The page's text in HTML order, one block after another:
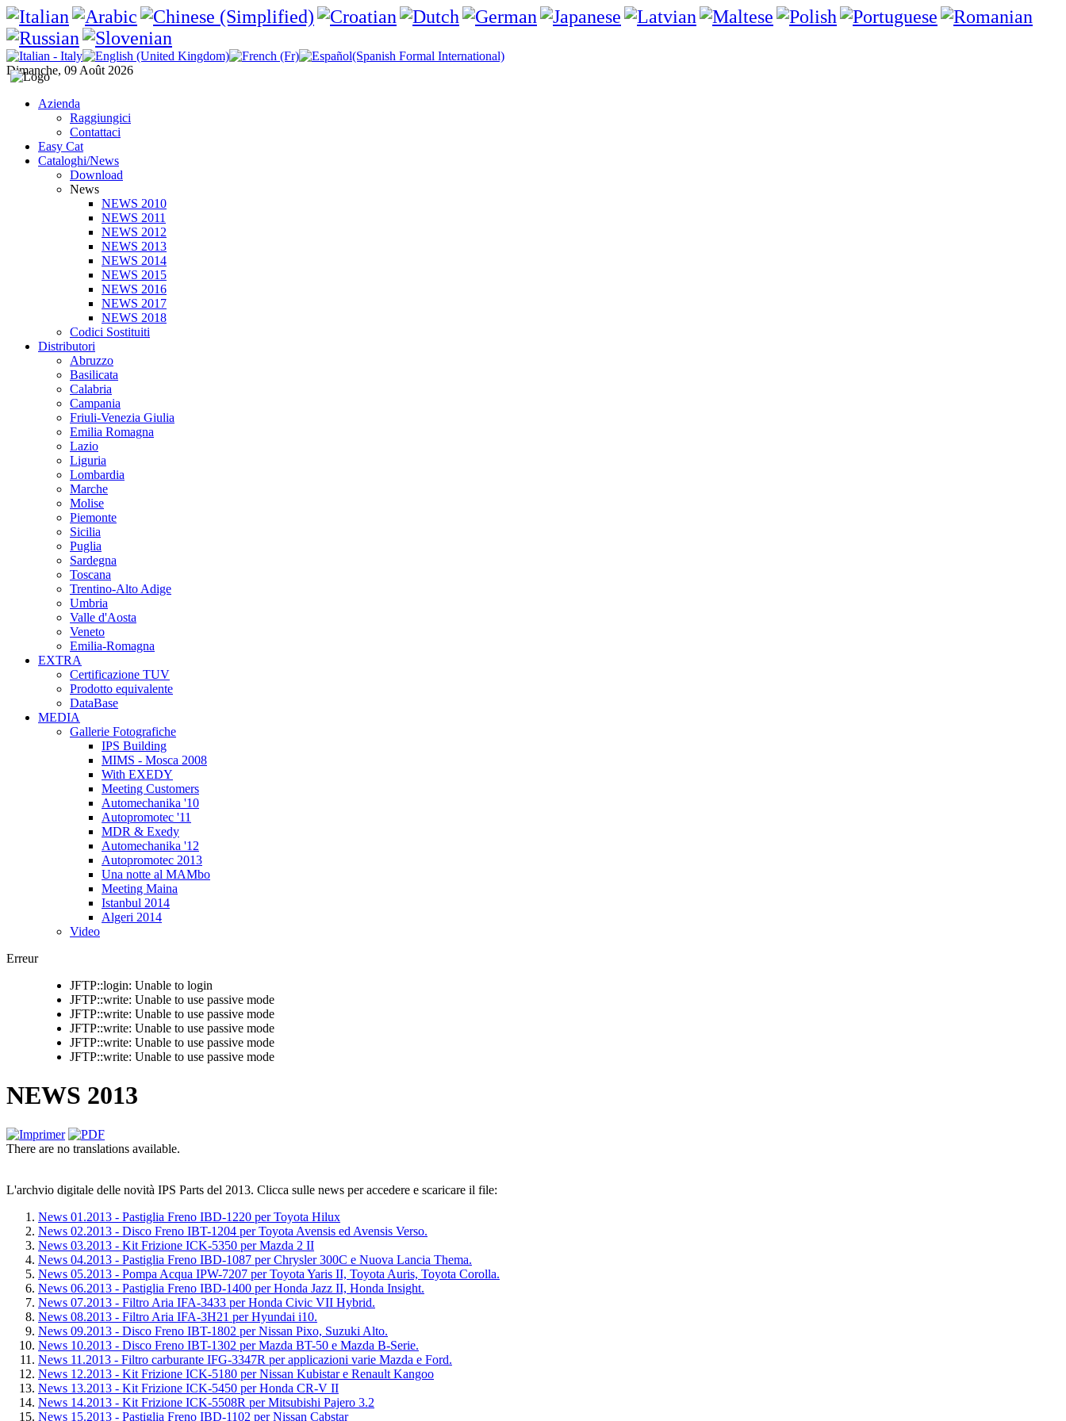
Dimanche, 09 Août 2026
Azienda
Raggiungici
Contattaci
Easy Cat
Cataloghi/News
Download
News
NEWS 2010
NEWS 2011
NEWS 2012
NEWS 2013
NEWS 2014
NEWS 2015
NEWS 2016
NEWS 2017
NEWS 2018
Codici Sostituiti
Distributori
Abruzzo
Basilicata
Calabria
Campania
Friuli-Venezia Giulia
Emilia Romagna
Lazio
Liguria
Lombardia
Marche
Molise
Piemonte
Sicilia
Puglia
Sardegna
Toscana
Trentino-Alto Adige
Umbria
Valle d'Aosta
Veneto
Emilia-Romagna
EXTRA
Certificazione TUV
Prodotto equivalente
DataBase
MEDIA
Gallerie Fotografiche
IPS Building
MIMS - Mosca 2008
With EXEDY
Meeting Customers
Automechanika '10
Autopromotec '11
MDR & Exedy
Automechanika '12
Autopromotec 2013
Una notte al MAMbo
Meeting Maina
Istanbul 2014
Algeri 2014
Video
Erreur
JFTP::login: Unable to login
JFTP::write: Unable to use passive mode
JFTP::write: Unable to use passive mode
JFTP::write: Unable to use passive mode
JFTP::write: Unable to use passive mode
JFTP::write: Unable to use passive mode
NEWS 2013
There are no translations available.
L'archvio digitale delle novità IPS Parts del 2013. Clicca sulle news per accedere e scaricare il file:
News 01.2013 - Pastiglia Freno IBD-1220 per Toyota Hilux
News 02.2013 - Disco Freno IBT-1204 per Toyota Avensis ed Avensis Verso.
News 03.2013 - Kit Frizione ICK-5350 per Mazda 2 II
News 04.2013 - Pastiglia Freno IBD-1087 per Chrysler 300C e Nuova Lancia Thema.
News 05.2013 - Pompa Acqua IPW-7207 per Toyota Yaris II, Toyota Auris, Toyota Corolla.
News 06.2013 - Pastiglia Freno IBD-1400 per Honda Jazz II, Honda Insight.
News 07.2013 - Filtro Aria IFA-3433 per Honda Civic VII Hybrid.
News 08.2013 - Filtro Aria IFA-3H21 per Hyundai i10.
News 09.2013 - Disco Freno IBT-1802 per Nissan Pixo, Suzuki Alto.
News 10.2013 - Disco Freno IBT-1302 per Mazda BT-50 e Mazda B-Serie.
News 11.2013 - Filtro carburante IFG-3347R per applicazioni varie Mazda e Ford.
News 12.2013 - Kit Frizione ICK-5180 per Nissan Kubistar e Renault Kangoo
News 13.2013 - Kit Frizione ICK-5450 per Honda CR-V II
News 14.2013 - Kit Frizione ICK-5508R per Mitsubishi Pajero 3.2
News 15.2013 - Pastiglia Freno IBD-1102 per Nissan Cabstar